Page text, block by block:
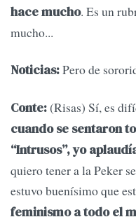
hace mucho. Es un
mucho...
Noticias:Pero de
Conte:(Risas) Sí, es
cuando se sentaron
“Intrusos”, yo
quiero tener a la Peker
estuvo buenísimo que
feminismo a todo el